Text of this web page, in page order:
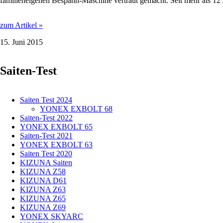
zum Artikel »
HÄRTERE
MEHR
15. Juni 2015
Saiten-Test
Saiten Test 2024
YONEX EXBOLT 68
Saiten-Test 2022
YONEX EXBOLT 65
Saiten-Test 2021
YONEX EXBOLT 63
Saiten Test 2020
KIZUNA Saiten
KIZUNA Z58
KIZUNA D61
KIZUNA Z63
KIZUNA Z65
KIZUNA Z69
YONEX SKYARC